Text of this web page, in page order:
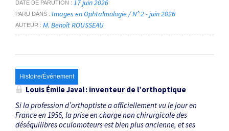
DATE DE PARUTION 17 juin 2026
PARU DANS Images en Ophtalmologie / N° 2 - juin 2026
AUTEUR M. Benoît ROUSSEAU
Histoire/Événement
Louis Émile Javal : inventeur de l’orthoptique
Si la profession d’orthoptiste a officiellement vu le jour en
France en 1956, la prise en charge non chirurgicale des
déséquilibres oculomoteurs est bien plus ancienne, et ses